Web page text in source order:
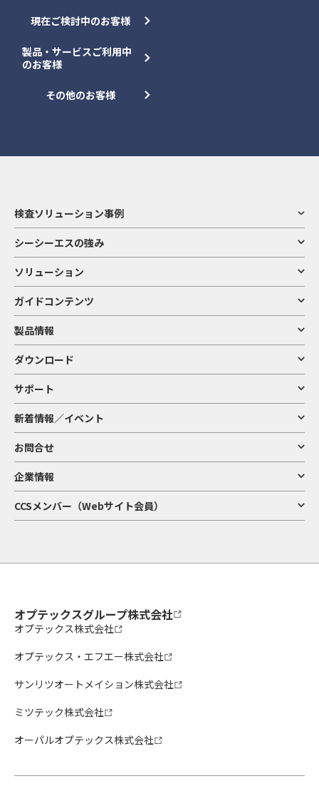
現在ご検討中のお客様
製品・サービスご利用中
のお客様
その他のお客様
検査ソリューション事例
シーシーエスの強み
ソリューション
ガイドコンテンツ
製品情報
ダウンロード
サポート
新着情報／イベント
お問合せ
企業情報
CCSメンバー（Webサイト会員）
オプテックスグループ株式会社
オプテックス株式会社
オプテックス・エフエー株式会社
サンリツオートメイション株式会社
ミツテック株式会社
オーパルオプテックス株式会社